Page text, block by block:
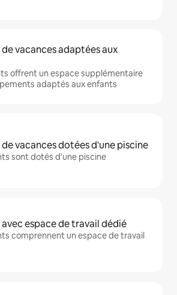
vacances adaptées aux
offrent un espace supplémentaire
adaptés aux enfants
vacances dotées d'une piscine
sont dotés d'une piscine
espace de travail dédié
comprennent un espace de travail